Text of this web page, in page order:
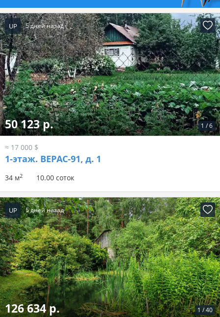
UP 5 дней назад
1 /6
50 123 р.
≈ 17 000 $
1-этаж. ВЕРАС-91, д. 1
34 м2 10.00 соток
UP 5 дней назад
1 /40
126 634 р.